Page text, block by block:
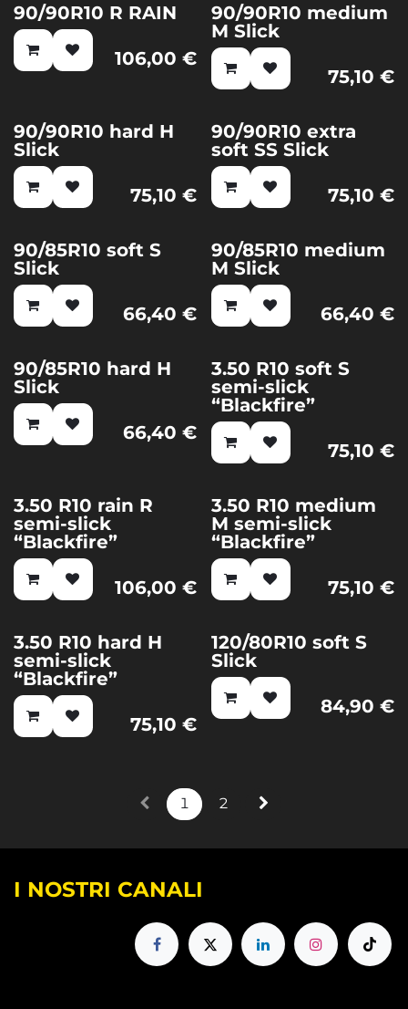
90/90R10 R RAIN
106,00 €
90/90R10 medium
M Slick
75,10 €
90/90R10 hard H
Slick
75,10 €
90/90R10 extra
soft SS Slick
75,10 €
90/85R10 soft S
Slick
66,40 €
90/85R10 medium
M Slick
66,40 €
90/85R10 hard H
Slick
66,40 €
3.50 R10 soft S
semi-slick
“Blackfire”
75,10 €
3.50 R10 rain R
semi-slick
“Blackfire”
106,00 €
3.50 R10 medium
M semi-slick
“Blackfire”
75,10 €
3.50 R10 hard H
semi-slick
“Blackfire”
75,10 €
120/80R10 soft S
Slick
84,90 €
1 2
I NOSTRI CANALI